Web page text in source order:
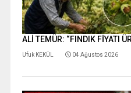
ALİ TEMÜR: “FINDIK FİYATI
Ufuk KEKÜL 04 Ağustos 2026